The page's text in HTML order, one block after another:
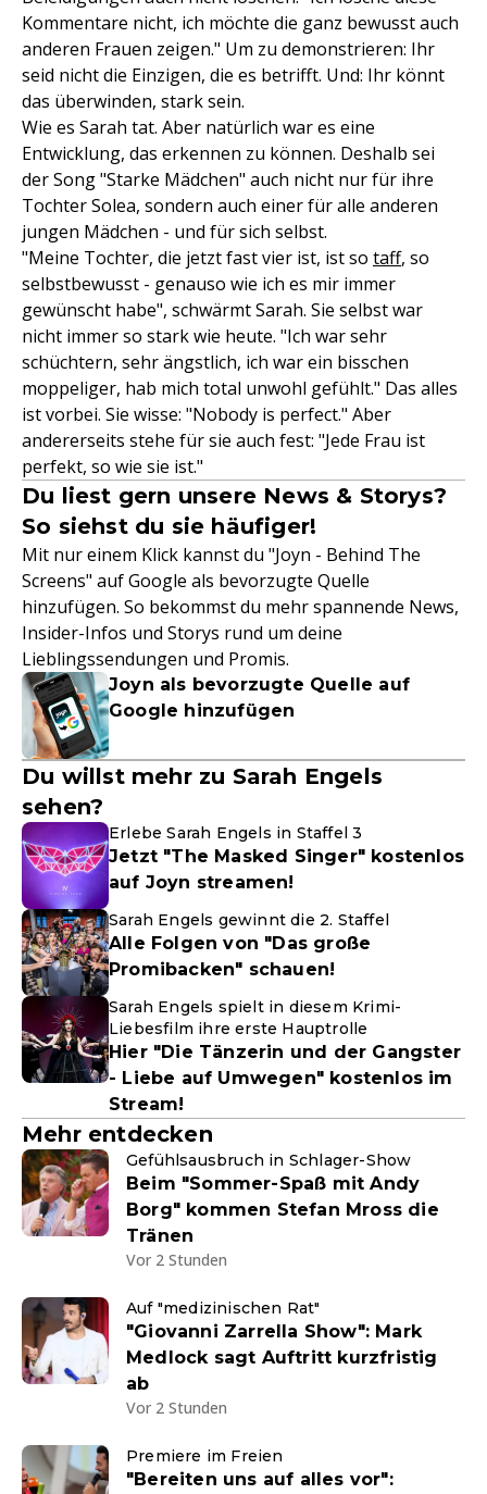
Kommentare nicht, ich möchte die ganz bewusst auch
anderen Frauen zeigen." Um zu demonstrieren: Ihr
seid nicht die Einzigen, die es betrifft. Und: Ihr könnt
das überwinden, stark sein.
Wie es Sarah tat. Aber natürlich war es eine
Entwicklung, das erkennen zu können. Deshalb sei
der Song "Starke Mädchen" auch nicht nur für ihre
Tochter Solea, sondern auch einer für alle anderen
jungen Mädchen - und für sich selbst.
"Meine Tochter, die jetzt fast vier ist, ist so taff, so
selbstbewusst - genauso wie ich es mir immer
gewünscht habe", schwärmt Sarah. Sie selbst war
nicht immer so stark wie heute. "Ich war sehr
schüchtern, sehr ängstlich, ich war ein bisschen
moppeliger, hab mich total unwohl gefühlt." Das alles
ist vorbei. Sie wisse: "Nobody is perfect." Aber
andererseits stehe für sie auch fest: "Jede Frau ist
perfekt, so wie sie ist."
Du liest gern unsere News & Storys?
So siehst du sie häufiger!
Mit nur einem Klick kannst du "Joyn - Behind The
Screens" auf Google als bevorzugte Quelle
hinzufügen. So bekommst du mehr spannende News,
Insider-Infos und Storys rund um deine
Lieblingssendungen und Promis.
Joyn als bevorzugte Quelle auf
Google hinzufügen
Du willst mehr zu Sarah Engels
sehen?
Erlebe Sarah Engels in Staffel 3
Jetzt "The Masked Singer" kostenlos
auf Joyn streamen!
Sarah Engels gewinnt die 2. Staffel
Alle Folgen von "Das große
Promibacken" schauen!
Sarah Engels spielt in diesem Krimi-
Liebesfilm ihre erste Hauptrolle
Hier "Die Tänzerin und der Gangster
- Liebe auf Umwegen" kostenlos im
Stream!
Mehr entdecken
Gefühlsausbruch in Schlager-Show
Beim "Sommer-Spaß mit Andy
Borg" kommen Stefan Mross die
Tränen
Vor 2 Stunden
Auf "medizinischen Rat"
"Giovanni Zarrella Show": Mark
Medlock sagt Auftritt kurzfristig
ab
Vor 2 Stunden
Premiere im Freien
"Bereiten uns auf alles vor":